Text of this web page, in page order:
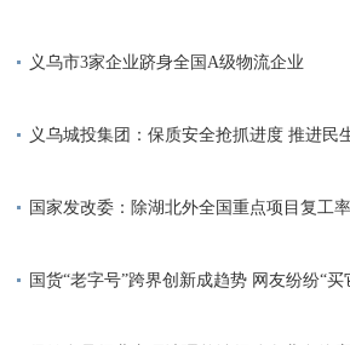
义乌市3家企业跻身全国A级物流企业
义乌城投集团：保质安全抢抓进度 推进民
国家发改委：除湖北外全国重点项目复工
国货“老字号”跨界创新成趋势 网友纷纷“买